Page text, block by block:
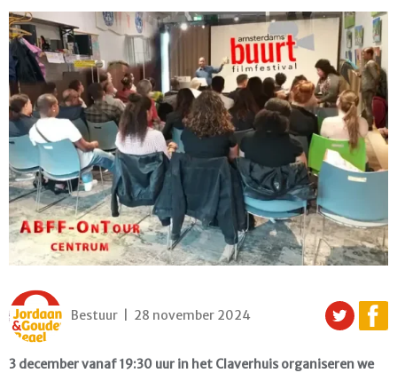
Bestuur | 28 november 2024
3 december vanaf 19:30 uur in het Claverhuis organiseren we